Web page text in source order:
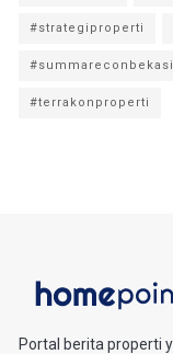
#strategiproperti
#summareconbekasi
#terrakonproperti
Portal berita properti